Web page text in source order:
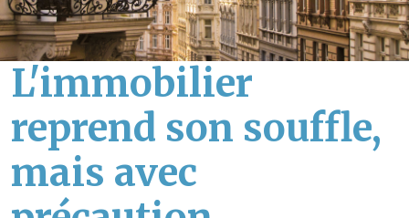
L'immobilier
reprend son souffle,
mais avec